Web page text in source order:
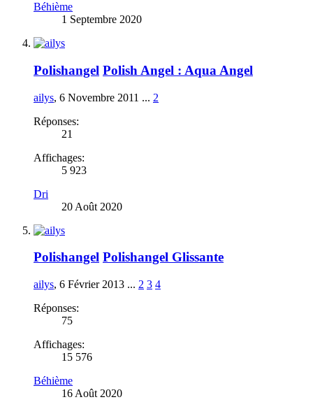
Béhième
1 Septembre 2020
Polishangel Polish Angel : Aqua Angel
ailys, 6 Novembre 2011 ... 2
Réponses:
21
Affichages:
5 923
Dri
20 Août 2020
Polishangel Polishangel Glissante
ailys, 6 Février 2013 ... 2 3 4
Réponses:
75
Affichages:
15 576
Béhième
16 Août 2020